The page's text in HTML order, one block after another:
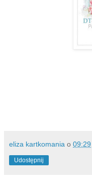
eliza kartkomania o 09:29
Udostępnij